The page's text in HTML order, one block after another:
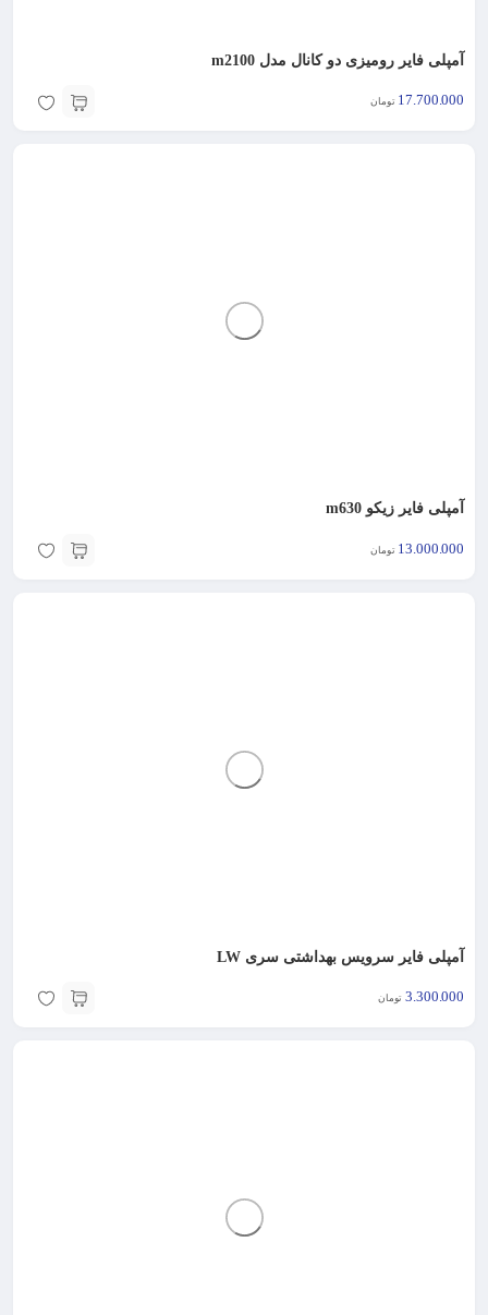
آمپلی فایر رومیزی دو کانال مدل m2100
17.700.000 تومان
آمپلی فایر زیکو m630
13.000.000 تومان
آمپلی فایر سرویس بهداشتی سری LW
3.300.000 تومان